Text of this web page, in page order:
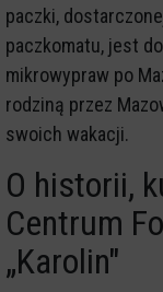
paczki,
paczkomatu, jest
mikrowypraw po
rodziną przez
swoich wakacji.
O historii,
Centrum
„Karolin"